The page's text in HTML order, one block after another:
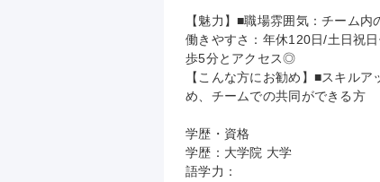
【魅力】■職場雰囲気：チーム
働きやすさ：年休120日/土日祝
歩5分とアクセス◎
【こんな方にお勧め】■スキル
め、チームでの共同ができる方
学歴・資格
学歴：大学院 大学
語学力：